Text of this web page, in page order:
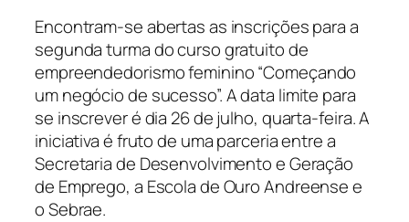
Encontram-se abertas as inscrições para a
segunda turma do curso gratuito de
empreendedorismo feminino “Começando
um negócio de sucesso”. A data limite para
se inscrever é dia 26 de julho, quarta-feira. A
iniciativa é fruto de uma parceria entre a
Secretaria de Desenvolvimento e Geração
de Emprego, a Escola de Ouro Andreense e
o Sebrae.